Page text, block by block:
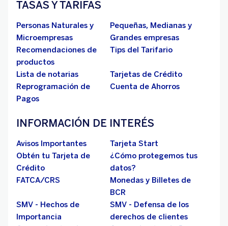
TASAS Y TARIFAS
Personas Naturales y
Microempresas
Pequeñas, Medianas y
Grandes empresas
Recomendaciones de
productos
Tips del Tarifario
Lista de notarias
Tarjetas de Crédito
Reprogramación de
Pagos
Cuenta de Ahorros
INFORMACIÓN DE INTERÉS
Avisos Importantes
Tarjeta Start
Obtén tu Tarjeta de
Crédito
¿Cómo protegemos tus
datos?
FATCA/CRS
Monedas y Billetes de
BCR
SMV - Hechos de
Importancia
SMV - Defensa de los
derechos de clientes